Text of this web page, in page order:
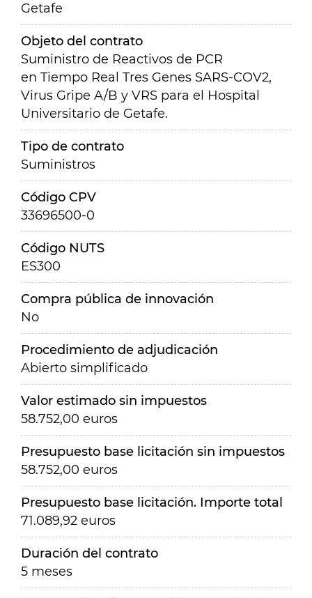
Getafe
Objeto del contrato
Suministro de Reactivos de PCR
en Tiempo Real Tres Genes SARS-COV2,
Virus Gripe A/B y VRS para el Hospital
Universitario de Getafe.
Tipo de contrato
Suministros
Código CPV
33696500-0
Código NUTS
ES300
Compra pública de innovación
No
Procedimiento de adjudicación
Abierto simplificado
Valor estimado sin impuestos
58.752,00 euros
Presupuesto base licitación sin impuestos
58.752,00 euros
Presupuesto base licitación. Importe total
71.089,92 euros
Duración del contrato
5 meses